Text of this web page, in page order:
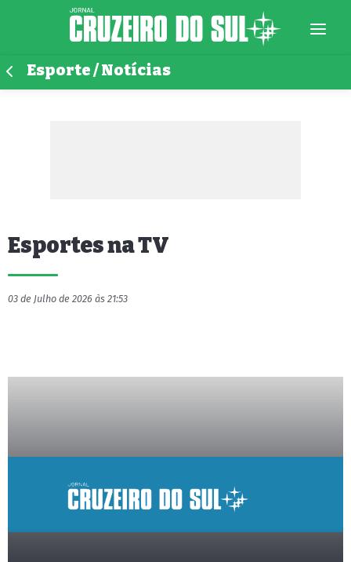
Esporte / Notícias
Esportes na TV
03 de Julho de 2026 às 21:53